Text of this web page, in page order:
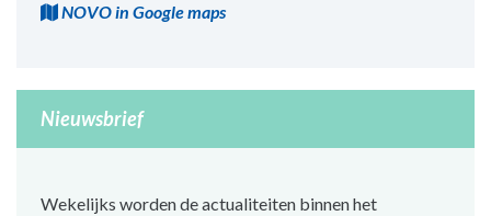
NOVO in Google maps
Nieuwsbrief
Wekelijks worden de actualiteiten binnen het